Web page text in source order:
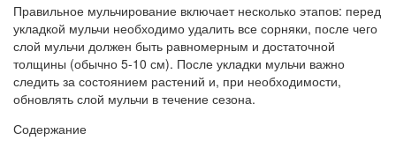
Правильное мульчирование включает несколько этапов: перед
укладкой мульчи необходимо удалить все сорняки, после чего
слой мульчи должен быть равномерным и достаточной
толщины (обычно 5-10 см). После укладки мульчи важно
следить за состоянием растений и, при необходимости,
обновлять слой мульчи в течение сезона.
Содержание